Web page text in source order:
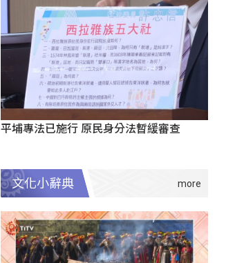
平埔專法已施行 原民身分法暫緩審查
文化小辭典